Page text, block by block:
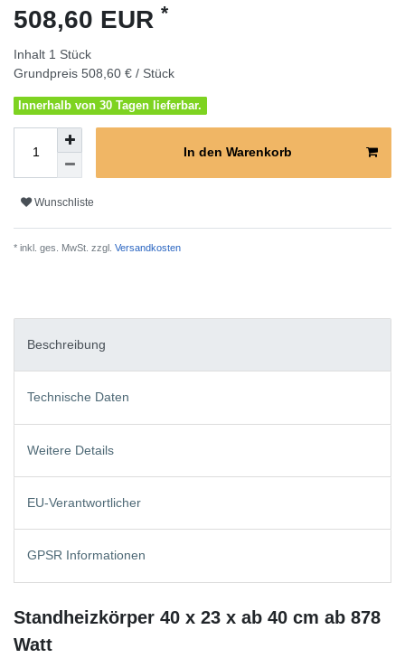
508,60 EUR *
Inhalt 1 Stück
Grundpreis 508,60 € / Stück
Innerhalb von 30 Tagen lieferbar.
In den Warenkorb
Wunschliste
* inkl. ges. MwSt. zzgl. Versandkosten
Beschreibung
Technische Daten
Weitere Details
EU-Verantwortlicher
GPSR Informationen
Standheizkörper 40 x 23 x ab 40 cm ab 878
Watt